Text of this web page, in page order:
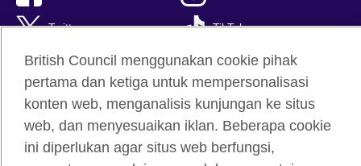
Twitter TikTok
British Council global
Kerahasiaan dan Ketentuan Pemakaian
Cookie
British Council menggunakan cookie pihak
pertama dan ketiga untuk mempersonalisasi
konten web, menganalisis kunjungan ke situs
web, dan menyesuaikan iklan. Beberapa cookie
ini diperlukan agar situs web berfungsi,